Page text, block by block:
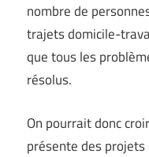
nombre de
trajets domicile-
que tous les
résolus.
On pourrait donc
présente des